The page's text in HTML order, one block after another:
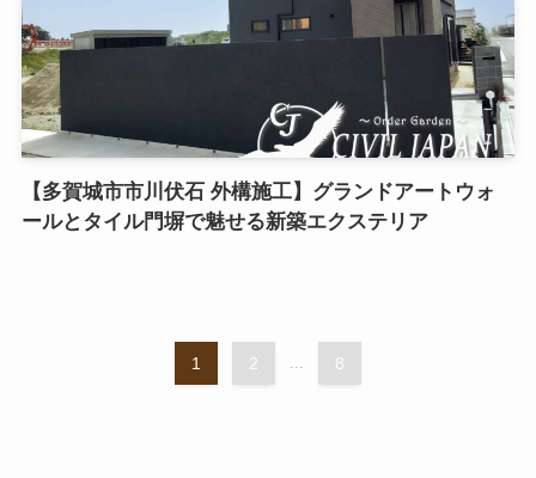
【多賀城市市川伏石 外構施工】グランドアートウォ
ールとタイル門塀で魅せる新築エクステリア
1 2 8